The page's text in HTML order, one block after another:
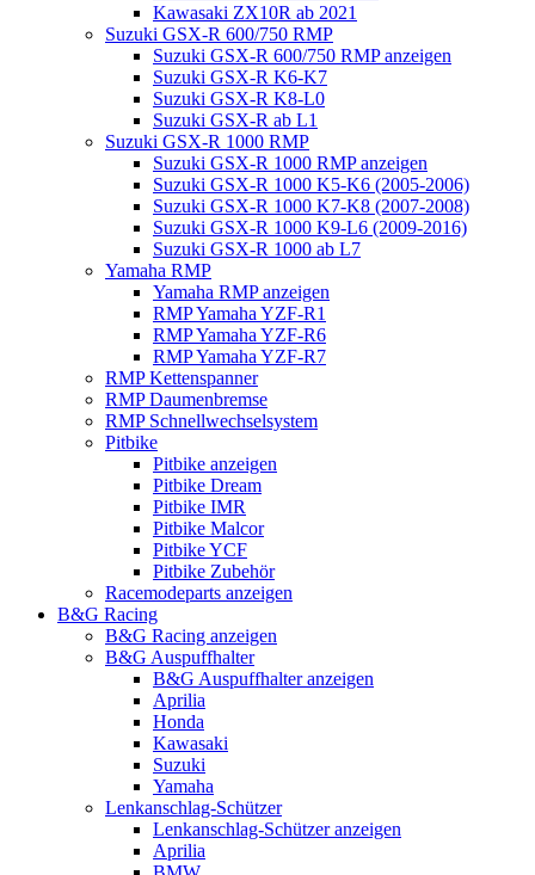
Kawasaki ZX10R ab 2021
Suzuki GSX-R 600/750 RMP
Suzuki GSX-R 600/750 RMP anzeigen
Suzuki GSX-R K6-K7
Suzuki GSX-R K8-L0
Suzuki GSX-R ab L1
Suzuki GSX-R 1000 RMP
Suzuki GSX-R 1000 RMP anzeigen
Suzuki GSX-R 1000 K5-K6 (2005-2006)
Suzuki GSX-R 1000 K7-K8 (2007-2008)
Suzuki GSX-R 1000 K9-L6 (2009-2016)
Suzuki GSX-R 1000 ab L7
Yamaha RMP
Yamaha RMP anzeigen
RMP Yamaha YZF-R1
RMP Yamaha YZF-R6
RMP Yamaha YZF-R7
RMP Kettenspanner
RMP Daumenbremse
RMP Schnellwechselsystem
Pitbike
Pitbike anzeigen
Pitbike Dream
Pitbike IMR
Pitbike Malcor
Pitbike YCF
Pitbike Zubehör
Racemodeparts anzeigen
B&G Racing
B&G Racing anzeigen
B&G Auspuffhalter
B&G Auspuffhalter anzeigen
Aprilia
Honda
Kawasaki
Suzuki
Yamaha
Lenkanschlag-Schützer
Lenkanschlag-Schützer anzeigen
Aprilia